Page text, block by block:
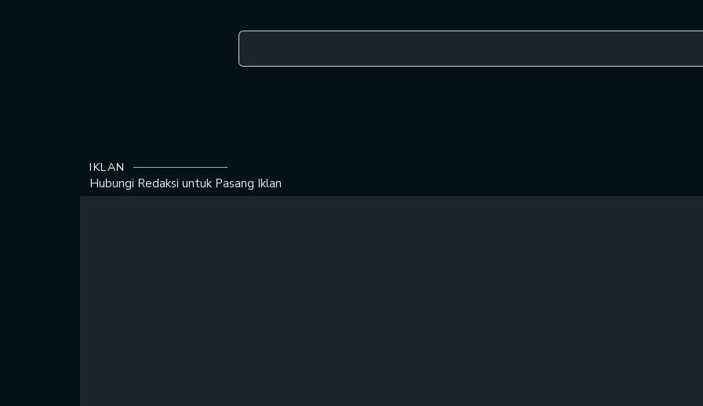
IKLAN
Hubungi Redaksi untuk Pasang Iklan